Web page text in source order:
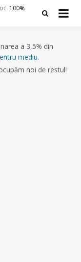
100%
a 3,5% din
mediu.
noi de restul!